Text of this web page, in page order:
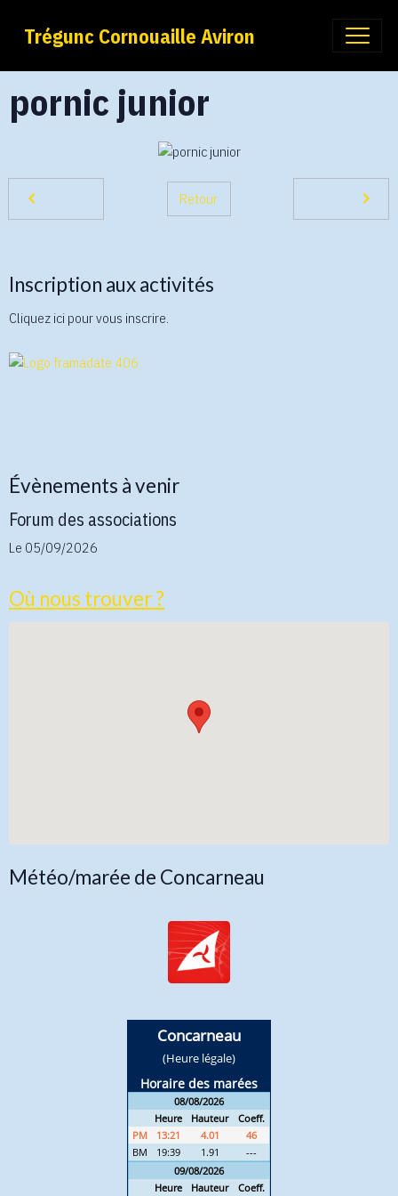
Trégunc Cornouaille Aviron
pornic junior
Retour
Inscription aux activités
Cliquez ici pour vous inscrire.
Évènements à venir
Forum des associations
Le 05/09/2026
Où nous trouver ?
Météo/marée de Concarneau